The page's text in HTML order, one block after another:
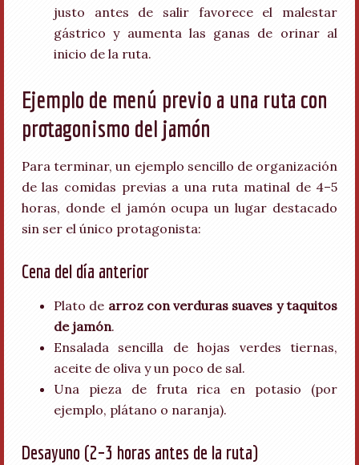
justo antes de salir favorece el malestar
gástrico y aumenta las ganas de orinar al
inicio de la ruta.
Ejemplo de menú previo a una ruta con
protagonismo del jamón
Para terminar, un ejemplo sencillo de organización
de las comidas previas a una ruta matinal de 4–5
horas, donde el jamón ocupa un lugar destacado
sin ser el único protagonista:
Cena del día anterior
Plato de arroz con verduras suaves y taquitos
de jamón.
Ensalada sencilla de hojas verdes tiernas,
aceite de oliva y un poco de sal.
Una pieza de fruta rica en potasio (por
ejemplo, plátano o naranja).
Desayuno (2–3 horas antes de la ruta)